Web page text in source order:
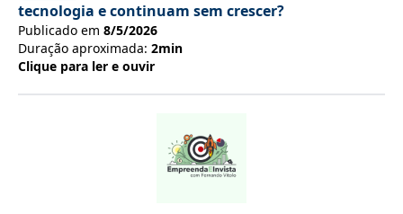
tecnologia e continuam sem crescer?
Publicado em 8/5/2026
Duração aproximada: 2min
Clique para ler e ouvir